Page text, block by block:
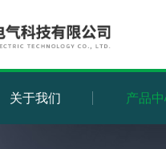
关于我们 产品